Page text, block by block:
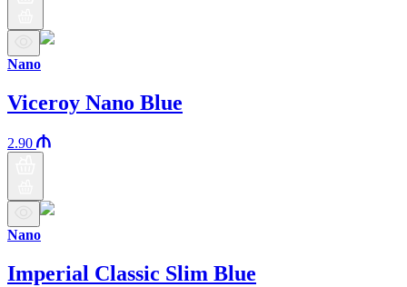
Nano
Viceroy Nano Blue
2.90
Nano
Imperial Classic Slim Blue